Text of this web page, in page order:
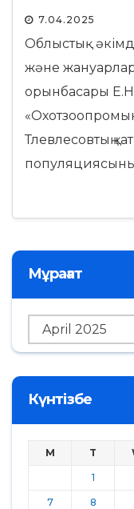
ақпарат
7.04.2025
Облыстық
және жануарлар
орынбасары
Тлевлесовтың
Мұрағат
Мұрағат
Күнтізбе
M T
1
7 8